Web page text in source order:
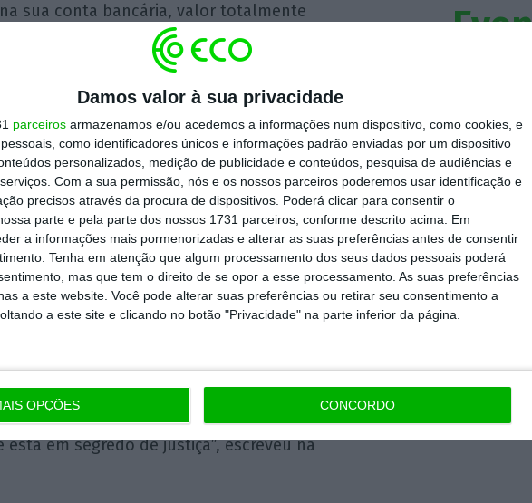
Damos valor à sua privacidade
parceiros armazenamos e/ou acedemos a informações num dispositivo, como cookies, e
como identificadores únicos e informações padrão enviadas por um dispositivo
personalizados, medição de publicidade e conteúdos, pesquisa de audiências e
Com a sua permissão, nós e os nossos parceiros poderemos usar identificação e
precisos através da procura de dispositivos. Poderá clicar para consentir o
parte e pela parte dos nossos 1731 parceiros, conforme descrito acima. Em
a informações mais pormenorizadas e alterar as suas preferências antes de consentir
Tenha em atenção que algum processamento dos seus dados pessoais poderá
mas que tem o direito de se opor a esse processamento. As suas preferências
a este website. Você pode alterar suas preferências ou retirar seu consentimento a
a este site e clicando no botão "Privacidade" na parte inferior da página.
OPÇÕES CONCORDO
sua conta bancária, valor totalmente
indicou que o ex-assessor também
transferências e depósitos feitos
do gabinete parlamentar de
na Alerj.
Bolsonaro foi citado inicialmente porque
de uma agência bancária situada dentro
imóveis.
na revista Veja acerca de meu
e constantes vazamentos de
em segredo de justiça”, escreveu na